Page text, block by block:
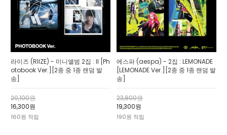
라이즈 (RIIZE) - 미니앨범 2집 : II [Ph
otobook Ver.][2종 중 1종 랜덤 발
송]
20,100원
16,300원
160원 적립
에스파 (aespa) - 2집 : LEMONADE
[LEMONADE Ver.][2종 중 1종 랜덤 발
송]
23,800원
19,300원
190원 적립